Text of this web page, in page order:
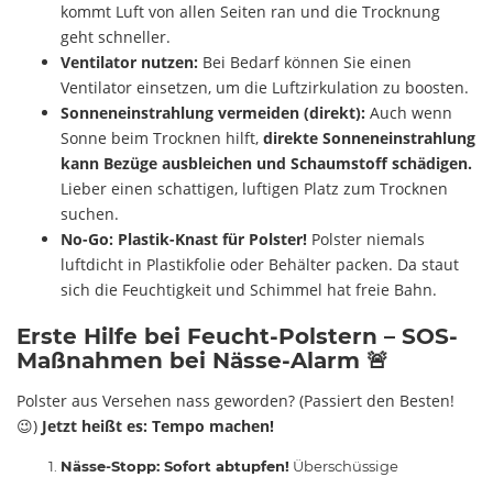
kommt Luft von allen Seiten ran und die Trocknung
geht schneller.
Ventilator nutzen: Bei Bedarf können Sie einen
Ventilator einsetzen, um die Luftzirkulation zu boosten.
Sonneneinstrahlung vermeiden (direkt): Auch wenn
Sonne beim Trocknen hilft, direkte Sonneneinstrahlung
kann Bezüge ausbleichen und Schaumstoff schädigen.
Lieber einen schattigen, luftigen Platz zum Trocknen
suchen.
No-Go: Plastik-Knast für Polster! Polster niemals
luftdicht in Plastikfolie oder Behälter packen. Da staut
sich die Feuchtigkeit und Schimmel hat freie Bahn.
Erste Hilfe bei Feucht-Polstern – SOS-
Maßnahmen bei Nässe-Alarm 🚨
Polster aus Versehen nass geworden? (Passiert den Besten!
😉) Jetzt heißt es: Tempo machen!
Nässe-Stopp: Sofort abtupfen! Überschüssige